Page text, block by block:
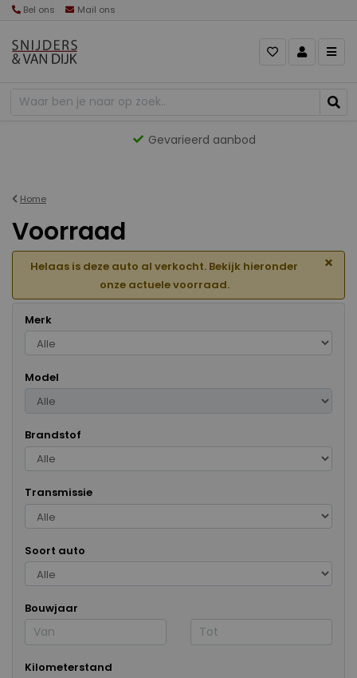
Bel ons Mail ons
Gevarieerd aanbod
Home
Voorraad
Helaas is deze auto al verkocht. Bekijk hieronder
onze actuele voorraad.
×
Merk
Model
Brandstof
Transmissie
Soort auto
Bouwjaar
Kilometerstand